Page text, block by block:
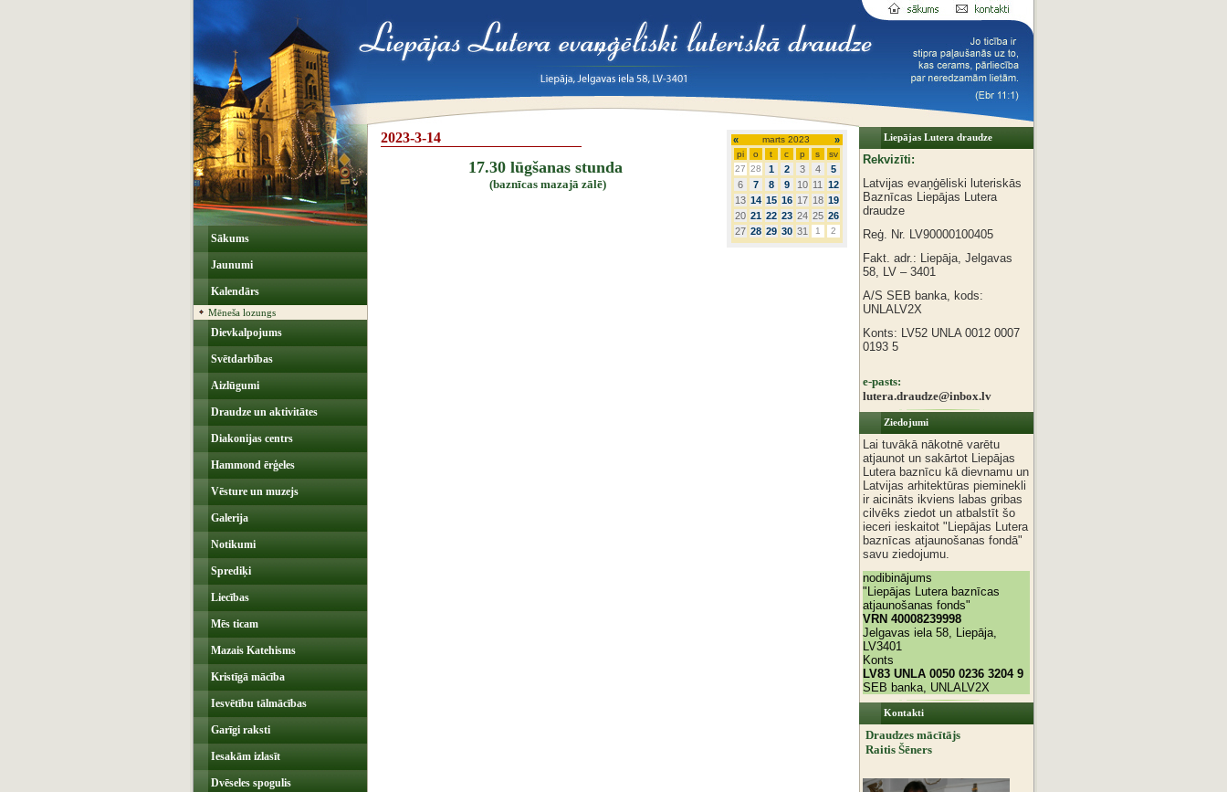
Sākums
Jaunumi
Kalendārs
Mēneša lozungs
Dievkalpojums
Svētdarbības
Aizlūgumi
Draudze un aktivitātes
Diakonijas centrs
Hammond ērģeles
Vēsture un muzejs
Galerija
Notikumi
Sprediķi
Liecības
Mēs ticam
Mazais Katehisms
Kristīgā mācība
Iesvētību tālmācības
Garīgi raksti
Iesakām izlasīt
Dvēseles spogulis
« marts 2023 »
pi o t c p s
sv
27 28 1 2 3 4
5
6
7 8 9 10 11
12
13 14 15 16 17 18 19
20 21 22 23 24 25 26
27 28 29 30 31 1 2
2023-3-14
17.30 lūgšanas stunda
(baznīcas mazajā zālē)
Liepājas Lutera draudze
Rekvizīti:
Latvijas evaņģēliski luteriskās
Baznīcas Liepājas Lutera
draudze
Reģ. Nr. LV90000100405
Fakt. adr.: Liepāja, Jelgavas
58, LV – 3401
A/S SEB banka, kods:
UNLALV2X
Konts: LV52 UNLA 0012 0007
0193 5
e-pasts:
lutera.draudze@inbox.lv
Ziedojumi
Lai tuvākā nākotnē varētu
atjaunot un sakārtot Liepājas
Lutera baznīcu kā dievnamu un
Latvijas arhitektūras pieminekli
ir aicināts ikviens labas gribas
cilvēks ziedot un atbalstīt šo
ieceri ieskaitot "Liepājas Lutera
baznīcas atjaunošanas fondā"
savu ziedojumu.
nodibinājums
"Liepājas Lutera baznīcas
atjaunošanas fonds"
VRN 40008239998
Jelgavas iela 58, Liepāja,
LV3401
Konts
LV83 UNLA 0050 0236 3204 9
SEB banka, UNLALV2X
Kontakti
Draudzes mācītājs
Raitis Šēners